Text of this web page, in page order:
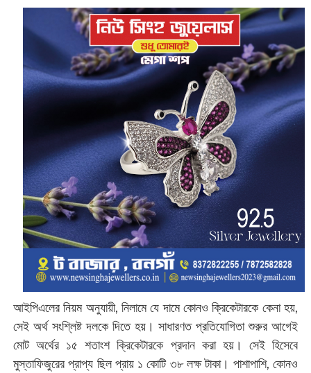
আইপিএলের নিয়ম অনুযায়ী, নিলামে যে দামে কোনও ক্রিকেটারকে কেনা হয়,
সেই অর্থ সংশ্লিষ্ট দলকে দিতে হয়। সাধারণত প্রতিযোগিতা শুরুর আগেই
মোট অর্থের ১৫ শতাংশ ক্রিকেটারকে প্রদান করা হয়। সেই হিসেবে
মুস্তাফিজুরের প্রাপ্য ছিল প্রায় ১ কোটি ৩৮ লক্ষ টাকা। পাশাপাশি, কোনও